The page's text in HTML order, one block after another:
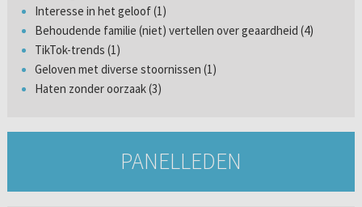
Interesse in het geloof (1)
Behoudende familie (niet) vertellen over geaardheid (4)
TikTok-trends (1)
Geloven met diverse stoornissen (1)
Haten zonder oorzaak (3)
PANELLEDEN